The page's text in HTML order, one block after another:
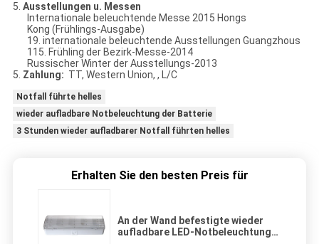
5. Ausstellungen u. Messen
Internationale beleuchtende Messe 2015 Hongs
Kong (Frühlings-Ausgabe)
19. internationale beleuchtende Ausstellungen Guangzhous
115. Frühling der Bezirk-Messe-2014
Russischer Winter der Ausstellungs-2013
5. Zahlung: TT, Western Union, , L/C
Notfall führte helles
wieder aufladbare Notbeleuchtung der Batterie
3 Stunden wieder aufladbarer Notfall führten helles
Erhalten Sie den besten Preis für
An der Wand befestigte wieder
aufladbare LED-Notbeleuchtungs-